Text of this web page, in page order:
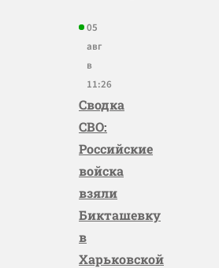
05
авг
в
11:26
Сводка
СВО:
Российские
войска
взяли
Бикташевку
в
Харьковской